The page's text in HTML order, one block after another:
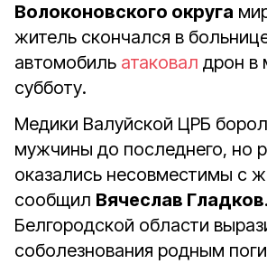
Волоконовского округа
житель скончался в
автомобиль атаковал дрон в
субботу.
Медики Валуйской ЦРБ
мужчины до последнего, но
оказались несовместимы с
сообщил Вячеслав Гладков
Белгородской области
соболезнования родным